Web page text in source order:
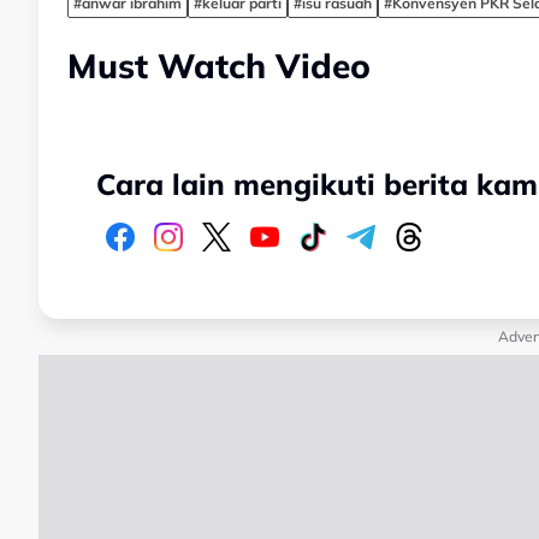
Must Watch Video
Cara lain mengikuti berita